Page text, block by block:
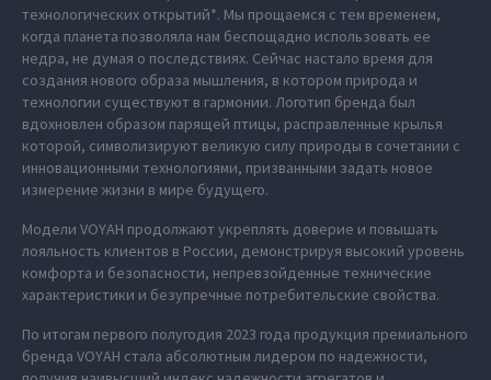
технологических открытий*. Мы прощаемся с тем временем,
когда планета позволяла нам беспощадно использовать ее
недра, не думая о последствиях. Сейчас настало время для
создания нового образа мышления, в котором природа и
технологии существуют в гармонии. Логотип бренда был
вдохновлен образом парящей птицы, расправленные крылья
которой, символизируют великую силу природы в сочетании с
инновационными технологиями, призванными задать новое
измерение жизни в мире будущего.
Модели VOYAH продолжают укреплять доверие и повышать
лояльность клиентов в России, демонстрируя высокий уровень
комфорта и безопасности, непревзойденные технические
характеристики и безупречные потребительские свойства.
По итогам первого полугодия 2023 года продукция премиального
бренда VOYAH стала абсолютным лидером по надежности,